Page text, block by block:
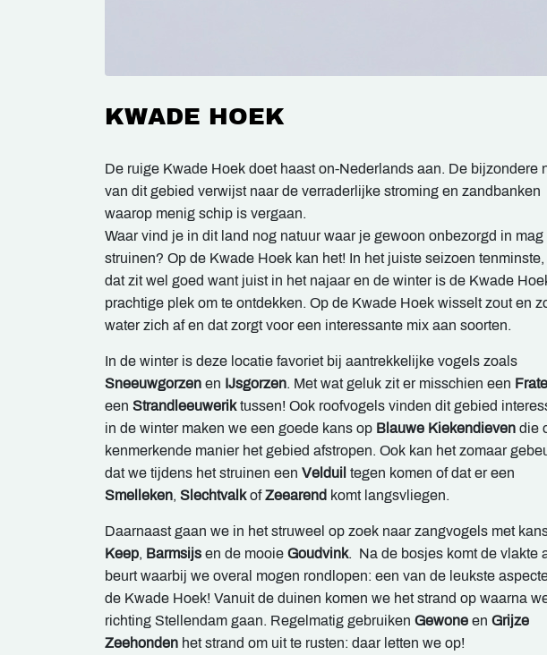
KWADE HOEK
De ruige Kwade Hoek doet haast on-Nederlands aan. De bijzondere
van dit gebied verwijst naar de verraderlijke stroming en zandbanken
waarop menig schip is vergaan.
Waar vind je in dit land nog natuur waar je gewoon onbezorgd in mag
struinen? Op de Kwade Hoek kan het! In het juiste seizoen tenminste,
dat zit wel goed want juist in het najaar en de winter is de Kwade
prachtige plek om te ontdekken. Op de Kwade Hoek wisselt zout en
water zich af en dat zorgt voor een interessante mix aan soorten.
In de winter is deze locatie favoriet bij aantrekkelijke vogels zoals
Sneeuwgorzen en IJsgorzen. Met wat geluk zit er misschien een
een Strandleeuweriktussen! Ook roofvogels vinden dit gebied
in de winter maken we een goede kans op Blauwe Kiekendieven die
kenmerkende manier het gebied afstropen. Ook kan het zomaar
dat we tijdens het struinen een Velduil tegen komen of dat er een
Smelleken, SlechtvalkofZeearend komt langsvliegen.
Daarnaast gaan we in het struweel op zoek naar zangvogels met
Keep, Barmsijs en de mooie Goudvink. Na de bosjes komt de vlakte
beurt waarbij we overal mogen rondlopen: een van de leukste
de Kwade Hoek! Vanuit de duinen komen we het strand op waarna
richting Stellendam gaan. Regelmatig gebruiken Gewone en Grijze
Zeehonden het strand om uit te rusten: daar letten we op!